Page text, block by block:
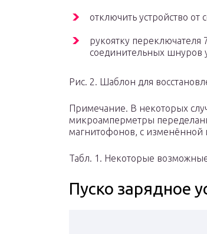
отключить устройство от
рукоятку переключателя
соединительных шнуров
Рис. 2. Шаблон для
Примечание. В некоторых
микроамперметры
магнитофонов, с
Табл. 1. Некоторые
Пуско зарядное